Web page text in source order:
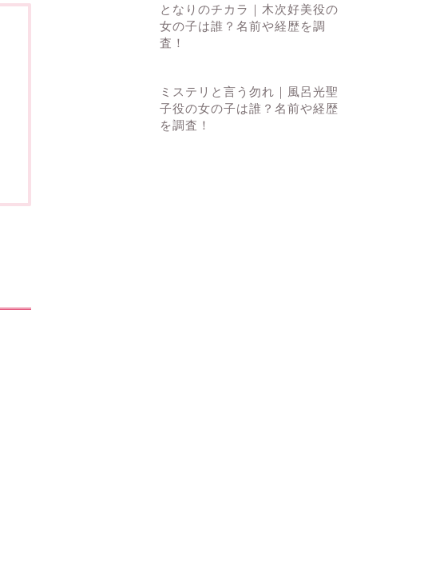
となりのチカラ｜木次好美役の
女の子は誰？名前や経歴を調
査！
ミステリと言う勿れ｜風呂光聖
子役の女の子は誰？名前や経歴
を調査！